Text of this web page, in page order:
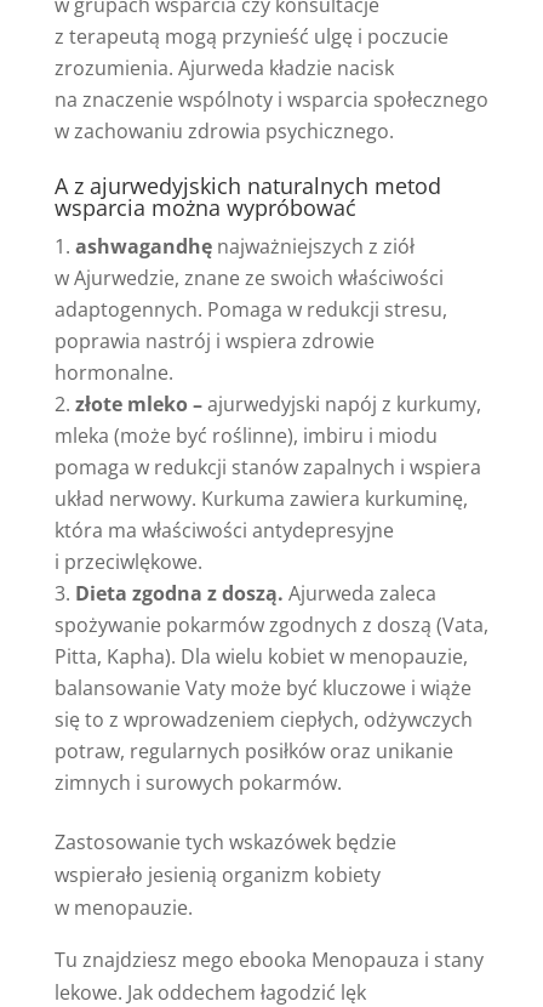
z terapeutą mogą przynieść ulgę i poczucie
zrozumienia. Ajurweda kładzie nacisk
na znaczenie wspólnoty i wsparcia społecznego
w zachowaniu zdrowia psychicznego.
A z ajurwedyjskich naturalnych metod
wsparcia można wypróbować
ashwagandhęnajważniejszych z ziół
w Ajurwedzie, znane ze swoich właściwości
adaptogennych. Pomaga w redukcji stresu,
poprawia nastrój i wspiera zdrowie
hormonalne.
złote mleko –ajurwedyjski napój z kurkumy,
mleka (może być roślinne), imbiru i miodu
pomaga w redukcji stanów zapalnych i wspiera
układ nerwowy. Kurkuma zawiera kurkuminę,
która ma właściwości antydepresyjne
i przeciwlękowe.
Dieta zgodna z doszą. Ajurweda zaleca
spożywanie pokarmów zgodnych z doszą (Vata,
Pitta, Kapha). Dla wielu kobiet w menopauzie,
balansowanie Vaty może być kluczowe i wiąże
się to z wprowadzeniem ciepłych, odżywczych
potraw, regularnych posiłków oraz unikanie
zimnych i surowych pokarmów.
Zastosowanie tych wskazówek będzie
wspierało jesienią organizm kobiety
w menopauzie.
Tu znajdziesz mego ebooka Menopauza i stany
lekowe. Jak oddechem łagodzić lęk